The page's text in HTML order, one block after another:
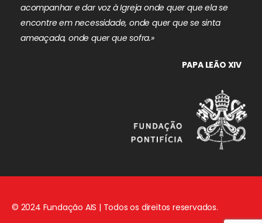
acompanhar e dar voz à Igreja onde quer que ela se
encontre em necessidade, onde quer que se sinta
ameaçada, onde quer que sofra.»
PAPA LEÃO XIV
© 2024 Fundação AIS | Todos os direitos reservados.